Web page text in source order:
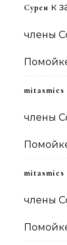
Сурен к
члены
mitasmies
члены
mitasmies
члены